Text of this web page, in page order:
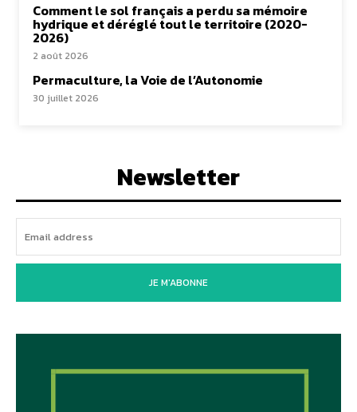
Comment le sol français a perdu sa mémoire
hydrique et déréglé tout le territoire (2020-
2026)
2 août 2026
Permaculture, la Voie de l’Autonomie
30 juillet 2026
Newsletter
JE M'ABONNE